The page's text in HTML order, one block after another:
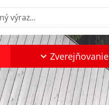
Zverejňovanie